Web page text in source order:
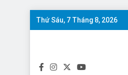
Skip
Thứ Sáu, 7 Tháng 8, 2026